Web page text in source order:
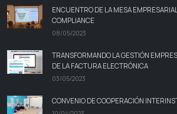
ENCUENTRO DE LA MESA
COMPLIANCE
08/05/2023
TRANSFORMANDO LA GESTIÓN
DE LA FACTURA ELECTRÓNICA
03/05/2023
CONVENIO DE COOPERACIÓN